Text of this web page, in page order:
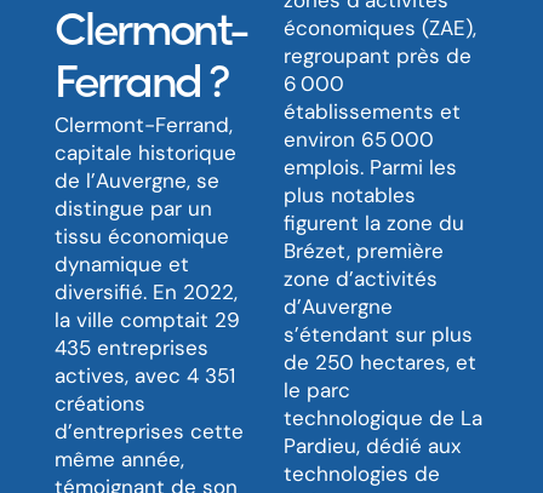
Clermont-
Ferrand ?
Clermont-Ferrand,
capitale historique
de l’Auvergne, se
distingue par un
tissu économique
dynamique et
diversifié. En 2022,
la ville comptait 29
435 entreprises
actives, avec 4 351
créations
d’entreprises cette
même année,
témoignant de son
économiques (ZAE),
regroupant près de
6 000
établissements et
environ 65 000
emplois. Parmi les
plus notables
figurent la zone du
Brézet, première
zone d’activités
d’Auvergne
s’étendant sur plus
de 250 hectares, et
le parc
technologique de La
Pardieu, dédié aux
technologies de